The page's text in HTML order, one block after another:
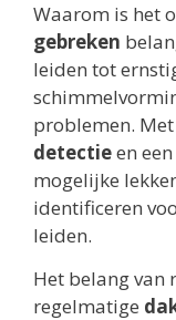
Waarom is het
gebreken
leiden tot
problemen.
detectieen een
mogelijke
identificeren
leiden.
Het belang van
regelmatige